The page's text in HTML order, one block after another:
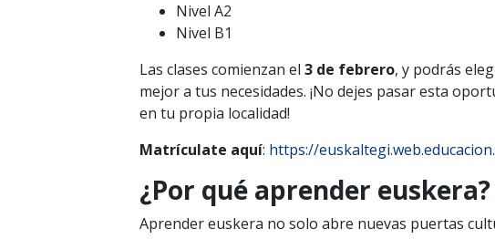
Nivel A2
Nivel B1
Las clases comienzan el 3 de febrero, y podrás
mejor a tus necesidades. ¡No dejes pasar esta
en tu propia localidad!
Matrículate aquí: https://
¿Por qué aprender euskera?
Aprender euskera no solo abre nuevas puertas